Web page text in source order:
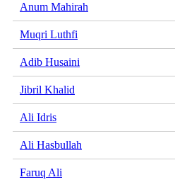
Anum Mahirah
Muqri Luthfi
Adib Husaini
Jibril Khalid
Ali Idris
Ali Hasbullah
Faruq Ali